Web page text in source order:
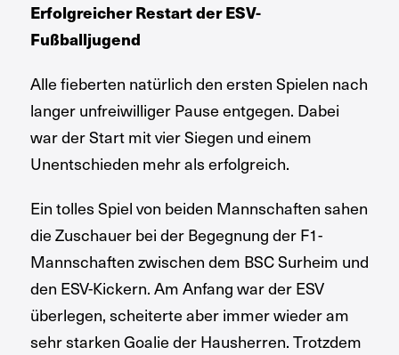
Erfolgreicher Restart der ESV-
Fußballjugend
Alle fieberten natürlich den ersten Spielen nach
langer unfreiwilliger Pause entgegen. Dabei
war der Start mit vier Siegen und einem
Unentschieden mehr als erfolgreich.
Ein tolles Spiel von beiden Mannschaften sahen
die Zuschauer bei der Begegnung der F1-
Mannschaften zwischen dem BSC Surheim und
den ESV-Kickern. Am Anfang war der ESV
überlegen, scheiterte aber immer wieder am
sehr starken Goalie der Hausherren. Trotzdem